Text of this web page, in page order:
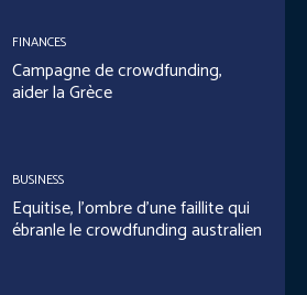
FINANCES
Campagne de crowdfunding,
aider la Grèce
BUSINESS
Equitise, l’ombre d’une faillite qui
ébranle le crowdfunding australien